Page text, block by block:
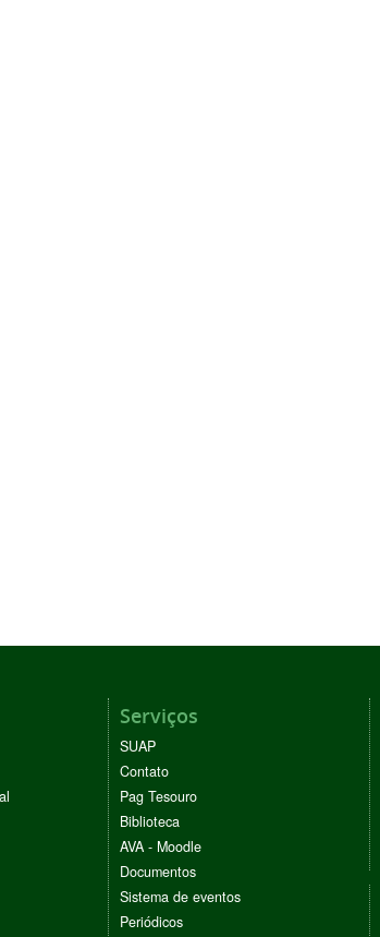
Serviços
SUAP
Contato
Pag Tesouro
Biblioteca
AVA - Moodle
Documentos
Sistema de eventos
Periódicos